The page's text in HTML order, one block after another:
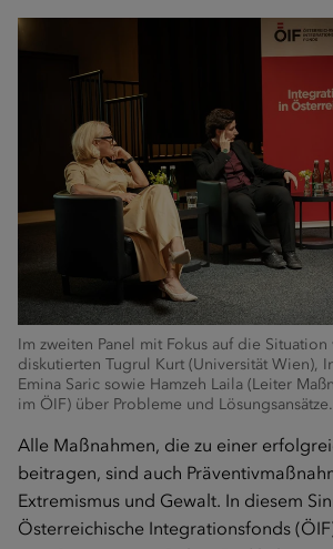
Im zweiten Panel mit Fokus auf die
diskutierten Tugrul Kurt (Universität Wien),
Emina Saric sowie Hamzeh Laila (Leiter
im ÖIF) über Probleme und
Alle Maßnahmen, die zu einer
beitragen, sind auch
Extremismus und Gewalt. In diesem
Österreichische Integrationsfonds